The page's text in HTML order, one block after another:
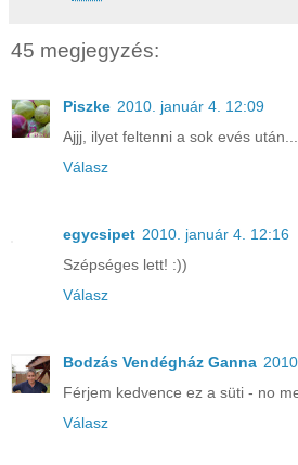
45 megjegyzés:
Piszke 2010. január 4. 12:09
Ajjj, ilyet feltenni a sok evés
Válasz
egycsipet 2010. január 4. 12:16
Szépséges lett! :))
Válasz
Bodzás Vendégház Ganna
Férjem kedvence ez a süti - no
Válasz